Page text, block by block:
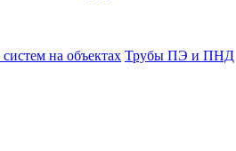
на объектах Трубы ПЭ и ПНД